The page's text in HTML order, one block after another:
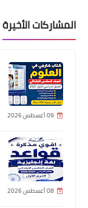
المشاركات الأخيرة
09 أغسطس 2026
08 أغسطس 2026